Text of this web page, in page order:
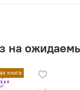
на
книга